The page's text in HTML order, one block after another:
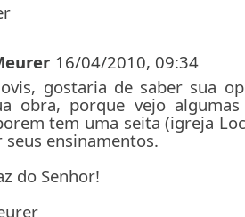
16/04/2010, 09:34
gostaria de saber sua
obra, porque vejo
tem uma seita (igreja
seus ensinamentos.
do Senhor!